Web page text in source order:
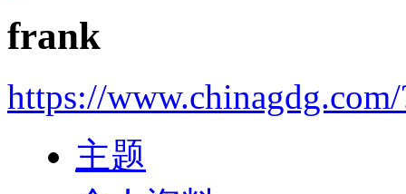
frank
https://www.chinagdg.com/
主题